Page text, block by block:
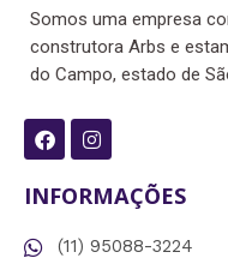
Somos uma empresa
construtora Arbs e
do Campo, estado de
F
a
e
b
o
I
n
t
a
r
INFORMAÇÕES
(11) 95088-3224